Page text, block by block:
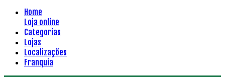
Home
Loja online
Categorias
Lojas
Localizações
Franquia